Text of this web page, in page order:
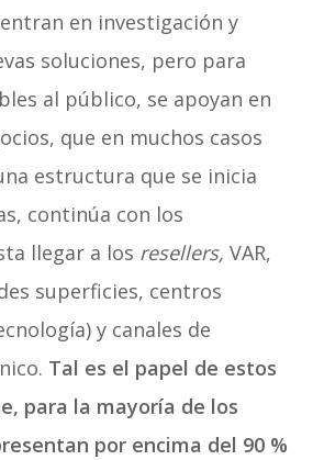
en investigación y
soluciones, pero para
al público, se apoyan en
que en muchos casos
estructura que se inicia
continúa con los
llegar a los resellers, VAR,
superficies, centros
y canales de
Tal es el papel de estos
para la mayoría de los
por encima del 90 %